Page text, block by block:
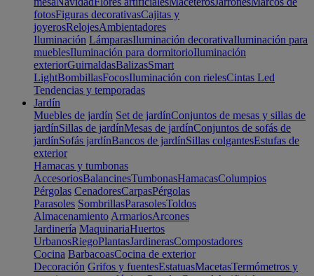
fotosFiguras decorativasCajitas y
joyerosRelojesAmbientadores
Iluminación LámparasIluminación decorativaIluminación para
mueblesIluminación para dormitorioIluminación
exteriorGuirnaldasBalizasSmart
LightBombillasFocosIluminación con rielesCintas Led
Tendencias y temporadas
Jardín
Muebles de jardín Set de jardínConjuntos de mesas y sillas de
jardínSillas de jardínMesas de jardínConjuntos de sofás de
jardínSofás jardínBancos de jardínSillas colgantesEstufas de
exterior
Hamacas y tumbonas
AccesoriosBalancinesTumbonasHamacasColumpios
Pérgolas CenadoresCarpasPérgolas
Parasoles SombrillasParasolesToldos
Almacenamiento ArmariosArcones
Jardinería MaquinariaHuertos
UrbanosRiegoPlantasJardinerasCompostadores
Cocina BarbacoasCocina de exterior
Decoración Grifos y fuentesEstatuasMacetasTermómetros y